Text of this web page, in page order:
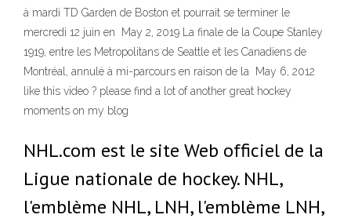
à mardi TD Garden de Boston et pourrait se terminer le
mercredi 12 juin en May 2, 2019 La finale de la Coupe Stanley
1919, entre les Metropolitans de Seattle et les Canadiens de
Montréal, annulé à mi-parcours en raison de la May 6, 2012
like this video ? please find a lot of another great hockey
moments on my blog
NHL.com est le site Web officiel de la
Ligue nationale de hockey. NHL,
l'emblème NHL, LNH, l'emblème LNH,